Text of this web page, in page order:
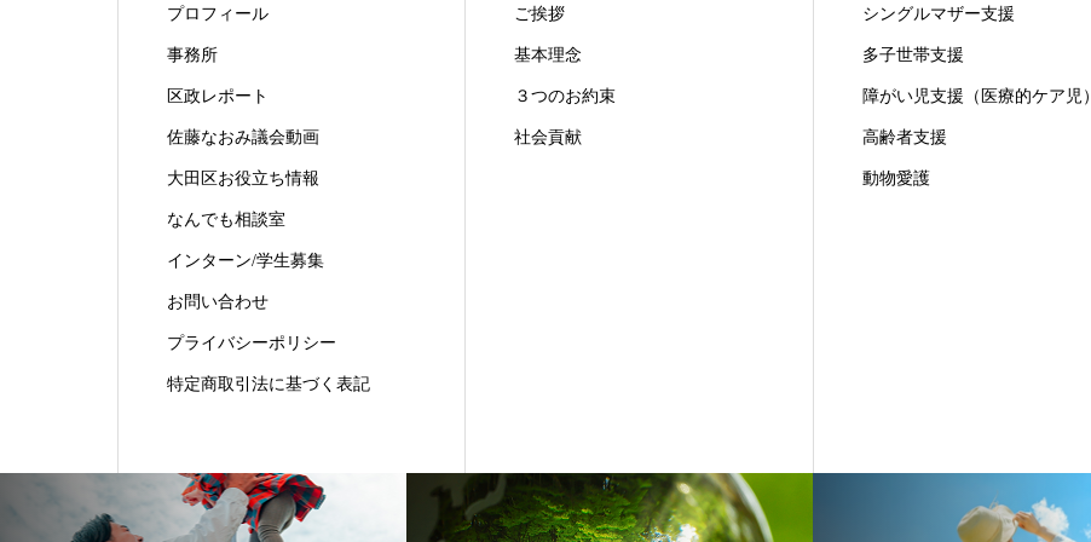
プロフィール
事務所
区政レポート
佐藤なおみ議会動画
大田区お役立ち情報
なんでも相談室
インターン/学生募集
お問い合わせ
プライバシーポリシー
特定商取引法に基づく表記
ご挨拶
基本理念
３つのお約束
社会貢献
シングルマザー支援
多子世帯支援
障がい児支援（医療的ケア児）
高齢者支援
動物愛護